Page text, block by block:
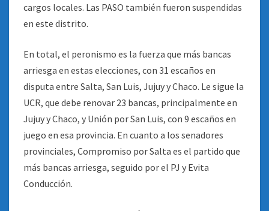
cargos locales. Las PASO también fueron suspendidas
en este distrito.
En total, el peronismo es la fuerza que más bancas
arriesga en estas elecciones, con 31 escaños en
disputa entre Salta, San Luis, Jujuy y Chaco. Le sigue la
UCR, que debe renovar 23 bancas, principalmente en
Jujuy y Chaco, y Unión por San Luis, con 9 escaños en
juego en esa provincia. En cuanto a los senadores
provinciales, Compromiso por Salta es el partido que
más bancas arriesga, seguido por el PJ y Evita
Conducción.